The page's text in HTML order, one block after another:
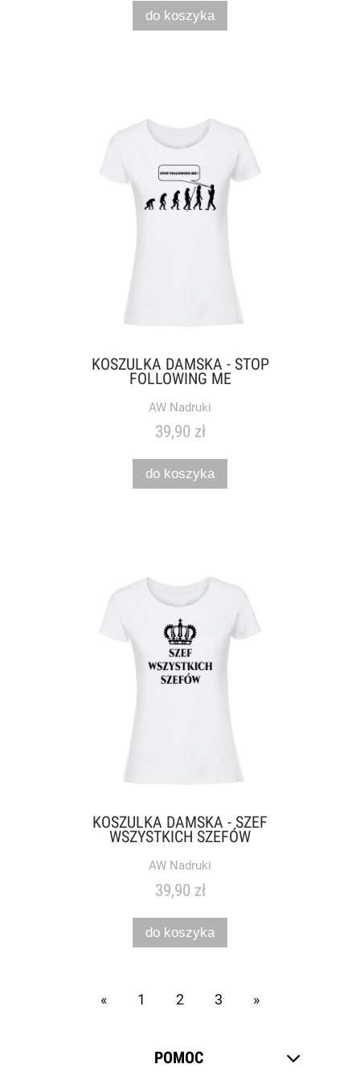
do koszyka
KOSZULKA DAMSKA - STOP
FOLLOWING ME
AW Nadruki
39,90 zł
do koszyka
KOSZULKA DAMSKA - SZEF
WSZYSTKICH SZEFÓW
AW Nadruki
39,90 zł
do koszyka
« 1 2 3 »
POMOC